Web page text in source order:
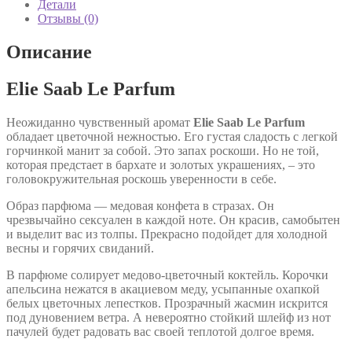
Детали
Отзывы (0)
Описание
Elie Saab Le Parfum
Неожиданно чувственный аромат Elie Saab Le Parfum
обладает цветочной нежностью. Его густая сладость с легкой
горчинкой манит за собой. Это запах роскоши. Но не той,
которая предстает в бархате и золотых украшениях, – это
головокружительная роскошь уверенности в себе.
Образ парфюма — медовая конфета в стразах. Он
чрезвычайно сексуален в каждой ноте. Он красив, самобытен
и выделит вас из толпы. Прекрасно подойдет для холодной
весны и горячих свиданий.
В парфюме солирует медово-цветочный коктейль. Корочки
апельсина нежатся в акациевом меду, усыпанные охапкой
белых цветочных лепестков. Прозрачный жасмин искрится
под дуновением ветра. А невероятно стойкий шлейф из нот
пачулей будет радовать вас своей теплотой долгое время.